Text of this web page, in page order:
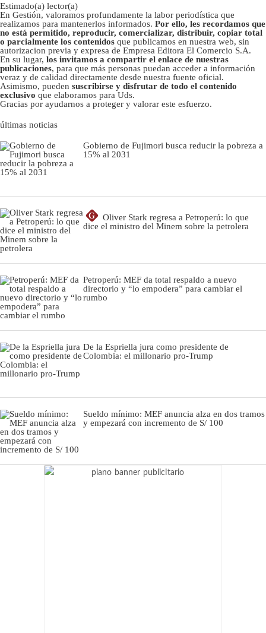
Estimado(a) lector(a)
En Gestión, valoramos profundamente la labor periodística que
realizamos para mantenerlos informados. Por ello, les recordamos que
no está permitido, reproducir, comercializar, distribuir, copiar total
o parcialmente los contenidos que publicamos en nuestra web, sin
autorizacion previa y expresa de Empresa Editora El Comercio S.A.
En su lugar, los invitamos a compartir el enlace de nuestras
publicaciones, para que más personas puedan acceder a información
veraz y de calidad directamente desde nuestra fuente oficial.
Asimismo, pueden suscribirse y disfrutar de todo el contenido
exclusivo que elaboramos para Uds.
Gracias por ayudarnos a proteger y valorar este esfuerzo.
últimas noticias
Gobierno de Fujimori busca reducir la pobreza a
15% al 2031
G
Oliver Stark regresa a Petroperú: lo que
dice el ministro del Minem sobre la petrolera
Petroperú: MEF da total respaldo a nuevo
directorio y “lo empodera” para cambiar el
rumbo
De la Espriella jura como presidente de
Colombia: el millonario pro-Trump
Sueldo mínimo: MEF anuncia alza en dos tramos
y empezará con incremento de S/ 100